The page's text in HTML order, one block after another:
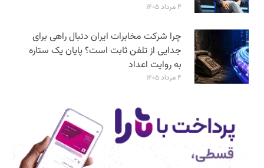
۴ مرداد ۱۴۰۵
چرا شرکت مخابرات ایران دنبال راهی برای
جدایی از تلفن ثابت است؟ پایان یک ستاره
به روایت اعداد
۴ مرداد ۱۴۰۵